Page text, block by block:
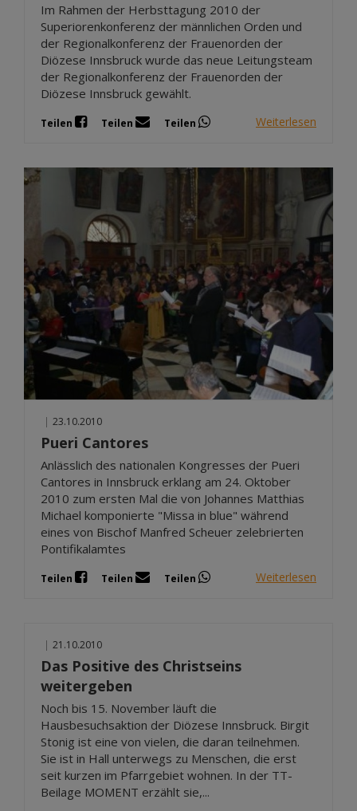
Im Rahmen der Herbsttagung 2010 der
Superiorenkonferenz der männlichen Orden und
der Regionalkonferenz der Frauenorden der
Diözese Innsbruck wurde das neue Leitungsteam
der Regionalkonferenz der Frauenorden der
Diözese Innsbruck gewählt.
Teilen Teilen Teilen Weiterlesen
| 23.10.2010
Pueri Cantores
Anlässlich des nationalen Kongresses der Pueri
Cantores in Innsbruck erklang am 24. Oktober
2010 zum ersten Mal die von Johannes Matthias
Michael komponierte "Missa in blue" während
eines von Bischof Manfred Scheuer zelebrierten
Pontifikalamtes
Teilen Teilen Teilen Weiterlesen
| 21.10.2010
Das Positive des Christseins
weitergeben
Noch bis 15. November läuft die
Hausbesuchsaktion der Diözese Innsbruck. Birgit
Stonig ist eine von vielen, die daran teilnehmen.
Sie ist in Hall unterwegs zu Menschen, die erst
seit kurzen im Pfarrgebiet wohnen. In der TT-
Beilage MOMENT erzählt sie,...